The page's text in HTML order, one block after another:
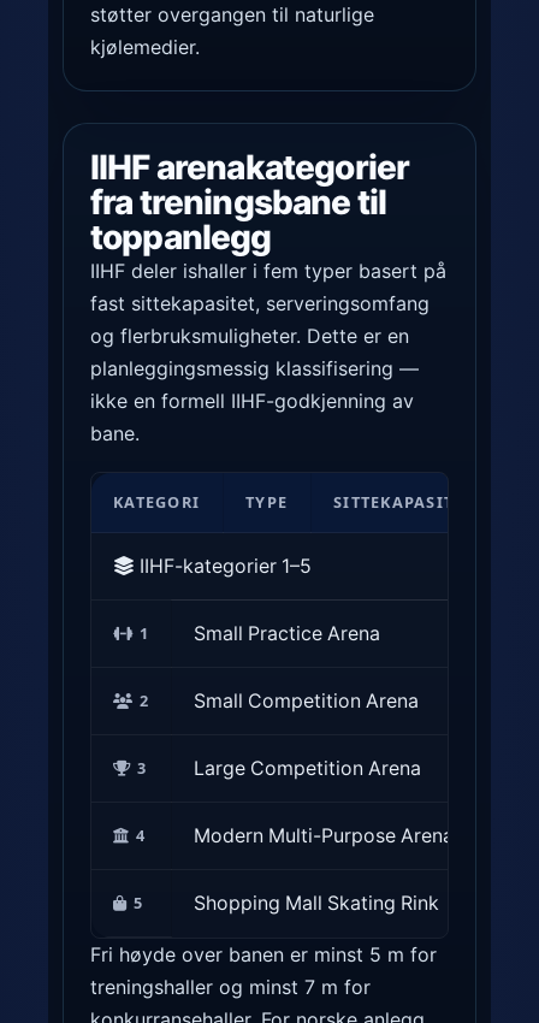
støtter overgangen til naturlige
kjølemedier.
IIHF arenakategorier
fra treningsbane til
toppanlegg
IIHF deler ishaller i fem typer basert på
fast sittekapasitet, serveringsomfang
og flerbruksmuligheter. Dette er en
planleggingsmessig klassifisering —
ikke en formell IIHF-godkjenning av
bane.
a
t
e
KATEGORI TYPE SITTEKAPASITET
IIHF-kategorier 1–5
1 Small Practice Arena
2 Small Competition Arena
3 Large Competition Arena
4 Modern Multi-Purpose Arena
5 Shopping Mall Skating Rink
Fri høyde over banen er minst 5 m for
treningshaller og minst 7 m for